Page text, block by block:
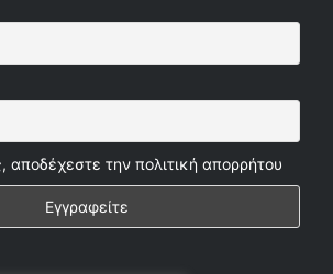
αποδέχεστε την πολιτική απορρήτου